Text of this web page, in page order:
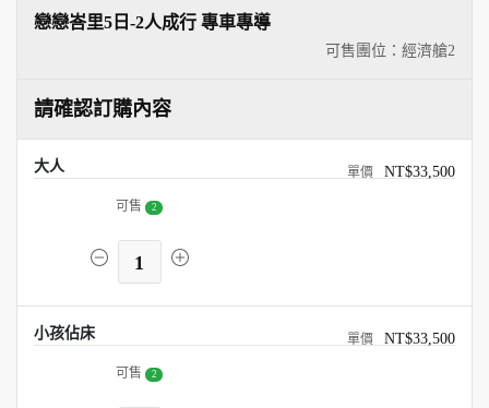
可售團位：經濟艙2
戀戀峇里5日-2人成行 專車專導
請確認訂購內容
大人 NT$33,500
可售 2
1
小孩佔床 NT$33,500
可售 2